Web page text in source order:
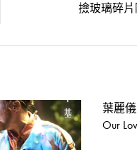
撿玻璃碎
葉麗儀
Our